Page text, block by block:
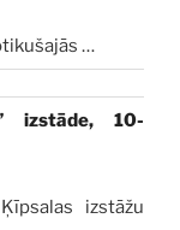
…
izstāde, 10-
izstāžu